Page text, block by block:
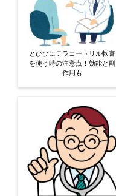
とびひにテラコートリル軟膏
を使う時の注意点！効能と副
作用も